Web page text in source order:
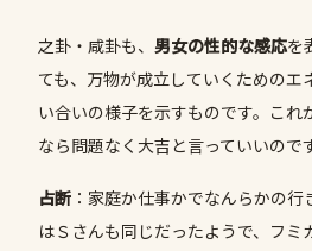
之卦・咸卦も、 男女の性的な感応を
ても、万物が成立していくためのエ
い合いの様子を示すものです。これ
なら問題なく大吉と言っていいので
占断 ：家庭か仕事かでなんらかの
はＳさんも同じだったようで、フ